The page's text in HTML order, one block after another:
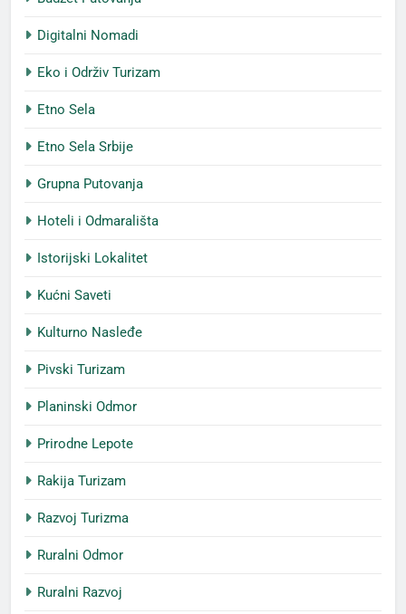
Digitalni Nomadi
Eko i Održiv Turizam
Etno Sela
Etno Sela Srbije
Grupna Putovanja
Hoteli i Odmarališta
Istorijski Lokalitet
Kućni Saveti
Kulturno Nasleđe
Pivski Turizam
Planinski Odmor
Prirodne Lepote
Rakija Turizam
Razvoj Turizma
Ruralni Odmor
Ruralni Razvoj